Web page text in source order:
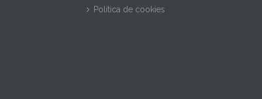
Política de cookies